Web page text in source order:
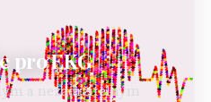
pro EKG
a nezadržitelným